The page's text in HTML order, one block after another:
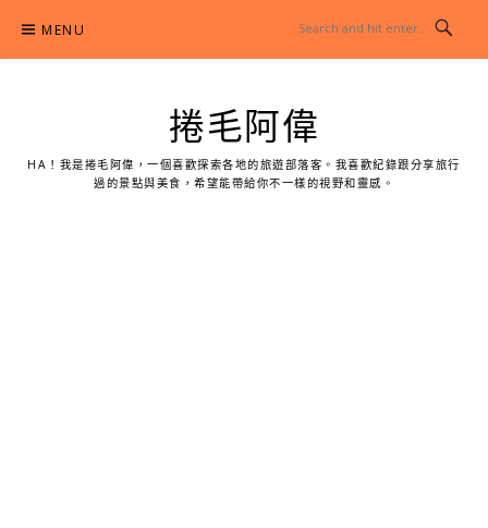
content
MENU
捲毛阿偉
HA！我是捲毛阿偉，一個喜歡探索各地的旅遊部落客。我喜歡紀錄跟分享旅行
過的景點與美食，希望能帶給你不一樣的視野和靈感。